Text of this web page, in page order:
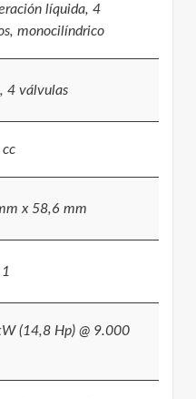
líquida, 4
monocilíndrico
4 válvulas
x 58,6 mm
(14,8 Hp) @ 9.000